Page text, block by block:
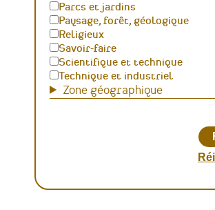
Parcs et jardins
Paysage, forêt, géologique
Religieux
Savoir-faire
Scientifique et technique
Technique et industriel
Zone géographique